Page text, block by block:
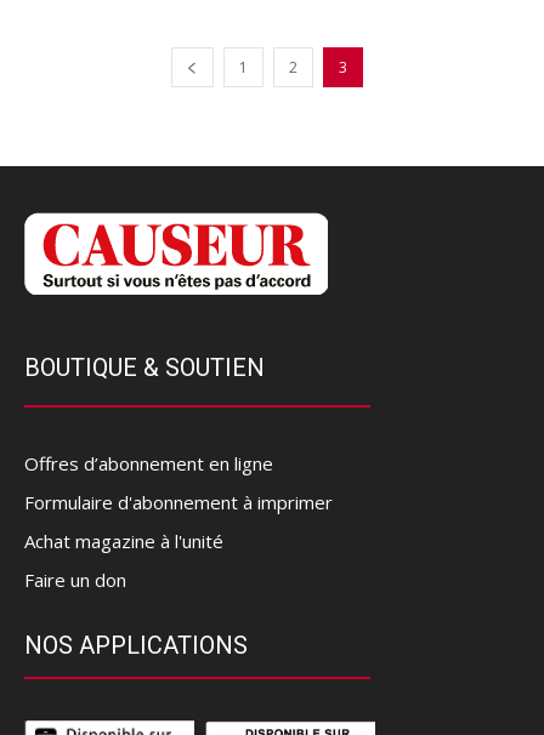
1 2 3
BOUTIQUE & SOUTIEN
Offres d’abonnement en ligne
Formulaire d'abonnement à imprimer
Achat magazine à l'unité
Faire un don
NOS APPLICATIONS